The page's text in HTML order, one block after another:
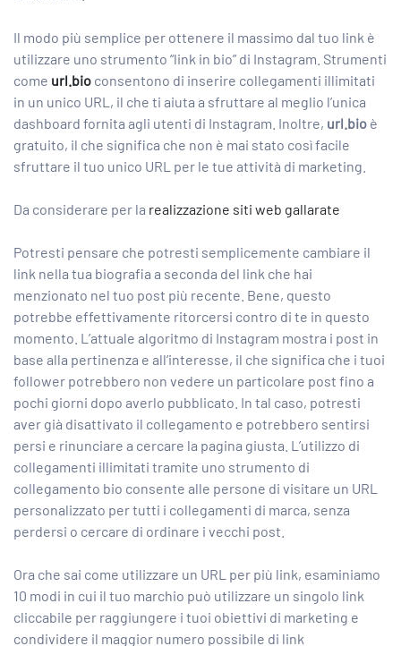
Il modo più semplice per ottenere il massimo dal tuo link è
utilizzare uno strumento “link in bio” di Instagram. Strumenti
come url.bio consentono di inserire collegamenti illimitati
in un unico URL, il che ti aiuta a sfruttare al meglio l’unica
dashboard fornita agli utenti di Instagram. Inoltre, url.bio è
gratuito, il che significa che non è mai stato così facile
sfruttare il tuo unico URL per le tue attività di marketing.
Da considerare per la realizzazione siti web gallarate
Potresti pensare che potresti semplicemente cambiare il
link nella tua biografia a seconda del link che hai
menzionato nel tuo post più recente. Bene, questo
potrebbe effettivamente ritorcersi contro di te in questo
momento. L’attuale algoritmo di Instagram mostra i post in
base alla pertinenza e all’interesse, il che significa che i tuoi
follower potrebbero non vedere un particolare post fino a
pochi giorni dopo averlo pubblicato. In tal caso, potresti
aver già disattivato il collegamento e potrebbero sentirsi
persi e rinunciare a cercare la pagina giusta. L’utilizzo di
collegamenti illimitati tramite uno strumento di
collegamento bio consente alle persone di visitare un URL
personalizzato per tutti i collegamenti di marca, senza
perdersi o cercare di ordinare i vecchi post.
Ora che sai come utilizzare un URL per più link, esaminiamo
10 modi in cui il tuo marchio può utilizzare un singolo link
cliccabile per raggiungere i tuoi obiettivi di marketing e
condividere il maggior numero possibile di link